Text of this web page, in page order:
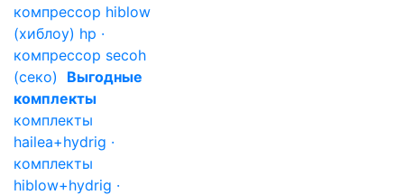
компрессор hiblow
(хиблоу) hp ·
компрессор secoh
(секо)
Выгодные
комплекты
комплекты
hailea+hydrig ·
комплекты
hiblow+hydrig ·